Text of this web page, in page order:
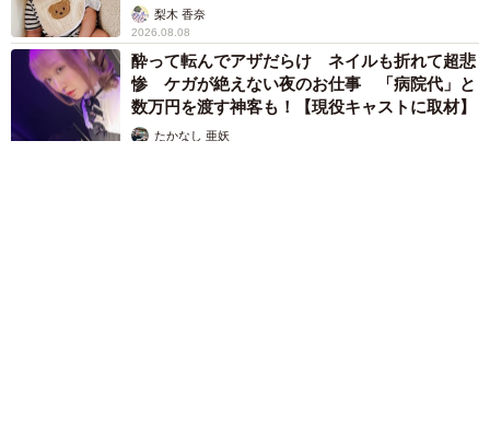
梨木 香奈
2026.08.08
酔って転んでアザだらけ ネイルも折れて超悲
惨 ケガが絶えない夜のお仕事 「病院代」と
数万円を渡す神客も！【現役キャストに取材】
たかなし 亜妖